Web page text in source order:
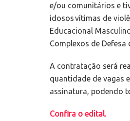
e/ou comunitários e
idosos vítimas de
Educacional
Complexos de Defesa
A contratação será
quantidade de vagas
assinatura, podendo
Confira o edital.